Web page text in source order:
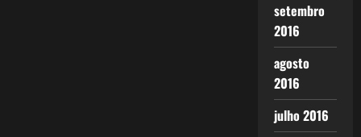
setembro
2016
agosto
2016
julho 2016